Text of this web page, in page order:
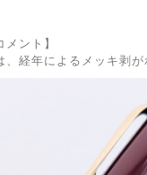
メント】
経年によるメッキ剥が